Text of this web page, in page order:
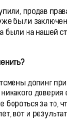
продав
были
были на нашей
допинг
бороться за то,
вот и